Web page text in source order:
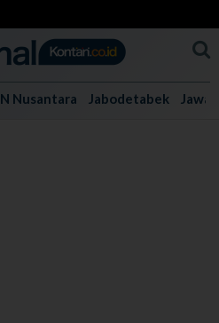
Nusantara Jabodetabek Jawa